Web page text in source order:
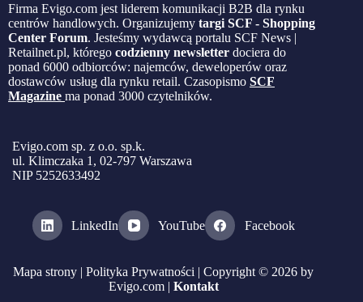
Firma Evigo.com jest liderem komunikacji B2B dla rynku
centrów handlowych. Organizujemy targi SCF - Shopping
Center Forum. Jesteśmy wydawcą portalu SCF News |
Retailnet.pl, którego codzienny newsletter dociera do
ponad 6000 odbiorców: najemców, deweloperów oraz
dostawców usług dla rynku retail. Czasopismo SCF
Magazine ma ponad 3000 czytelników.
Evigo.com sp. z o.o. sp.k.
ul. Klimczaka 1, 02-797 Warszawa
NIP 5252633492
LinkedIn YouTube Facebook
Mapa strony |Polityka Prywatności | Copyright © 2026 by
Evigo.com | Kontakt